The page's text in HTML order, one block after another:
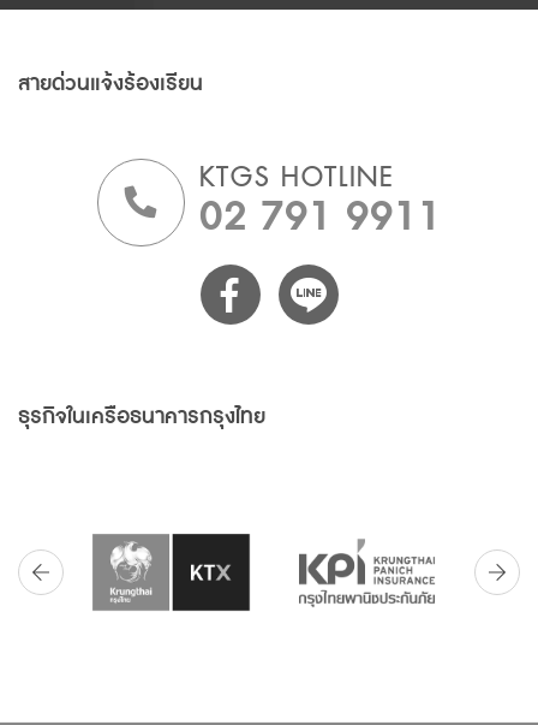
สายด่วนแจ้งร้องเรียน
KTGS HOTLINE
02 791 9911
ธุรกิจในเครือธนาคารกรุงไทย